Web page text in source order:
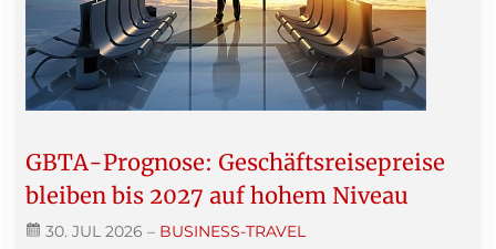
GBTA-Prognose: Geschäftsreisepreise
bleiben bis 2027 auf hohem Niveau
30. JUL 2026 – BUSINESS-TRAVEL